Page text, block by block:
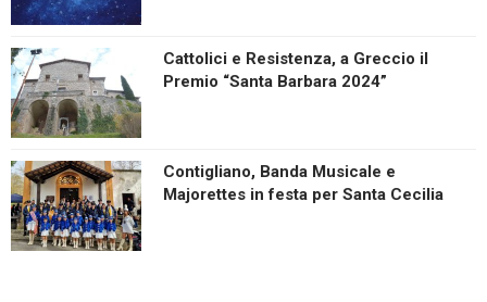
Cattolici e Resistenza, a Greccio il
Premio “Santa Barbara 2024”
Contigliano, Banda Musicale e
Majorettes in festa per Santa Cecilia